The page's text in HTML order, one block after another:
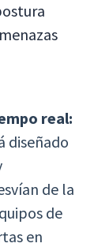
real:
diseñado
de la
de
en